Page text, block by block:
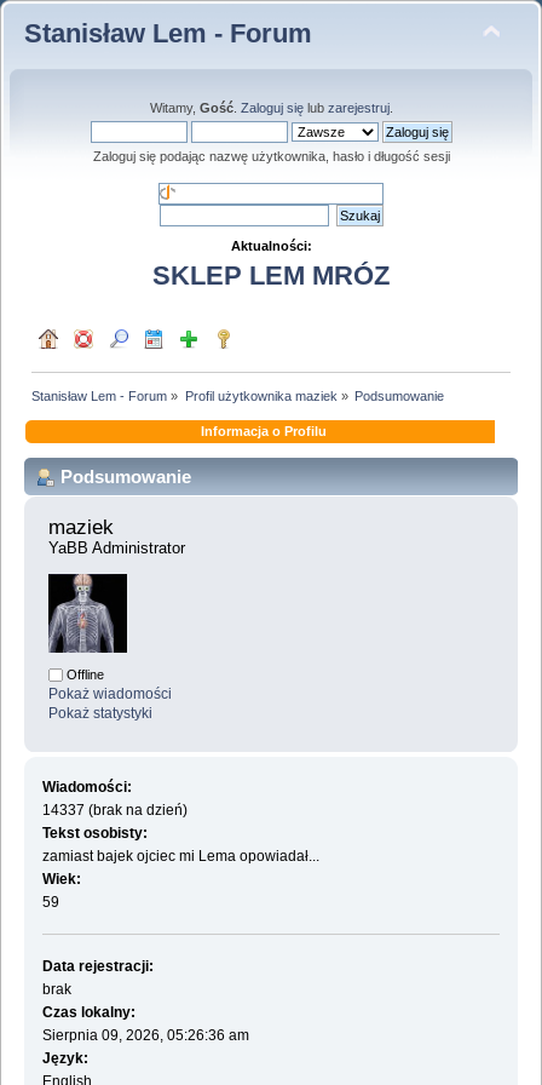
Stanisław Lem - Forum
Witamy, Gość. Zaloguj sięlub zarejestruj.
Zaloguj się podając nazwę użytkownika, hasło i długość sesji
Aktualności:
SKLEP LEM MRÓZ
Stanisław Lem - Forum » Profil użytkownika maziek » Podsumowanie
Informacja o Profilu
Podsumowanie
maziek
YaBB Administrator
Offline
Pokaż wiadomości
Pokaż statystyki
Wiadomości:
14337 (brak na dzień)
Tekst osobisty:
zamiast bajek ojciec mi Lema opowiadał...
Wiek:
59
Data rejestracji:
brak
Czas lokalny:
Sierpnia 09, 2026, 05:26:36 am
Język:
English